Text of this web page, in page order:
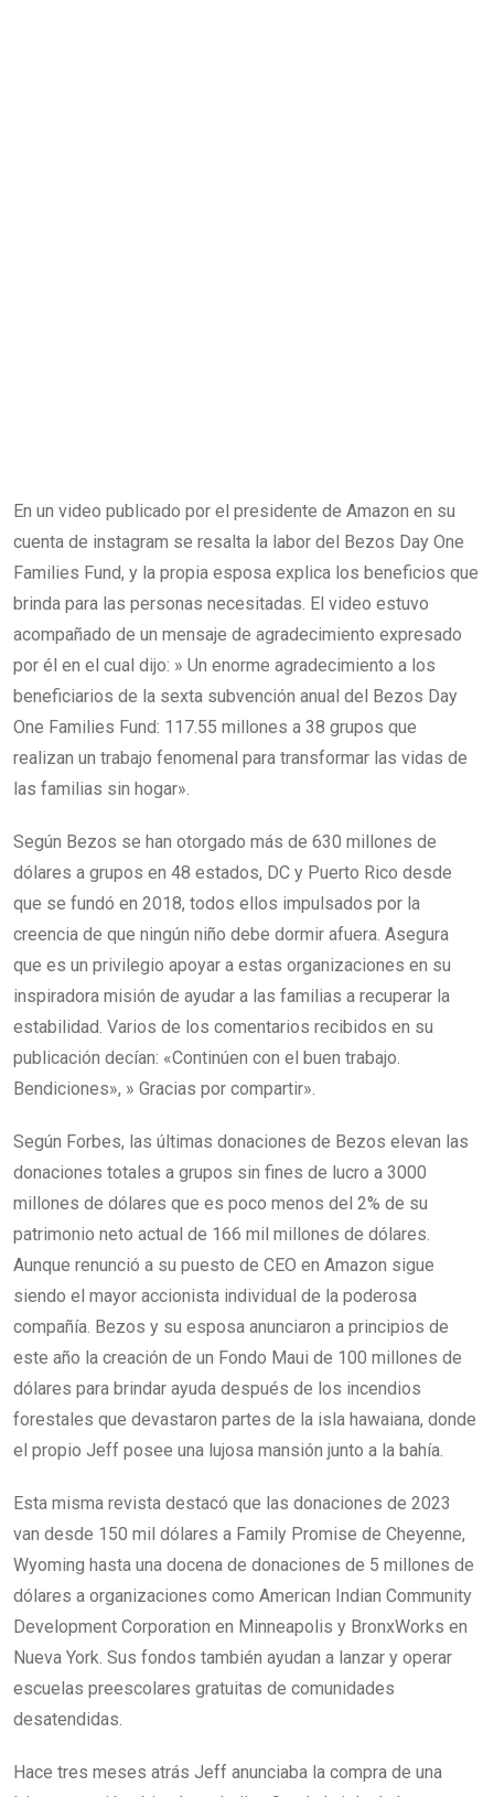
En un video publicado por el presidente de Amazon en su
cuenta de instagram se resalta la labor del Bezos Day One
Families Fund, y la propia esposa explica los beneficios que
brinda para las personas necesitadas. El video estuvo
acompañado de un mensaje de agradecimiento expresado
por él en el cual dijo: » Un enorme agradecimiento a los
beneficiarios de la sexta subvención anual del Bezos Day
One Families Fund: 117.55 millones a 38 grupos que
realizan un trabajo fenomenal para transformar las vidas de
las familias sin hogar».
Según Bezos se han otorgado más de 630 millones de
dólares a grupos en 48 estados, DC y Puerto Rico desde
que se fundó en 2018, todos ellos impulsados por la
creencia de que ningún niño debe dormir afuera. Asegura
que es un privilegio apoyar a estas organizaciones en su
inspiradora misión de ayudar a las familias a recuperar la
estabilidad. Varios de los comentarios recibidos en su
publicación decían: «Continúen con el buen trabajo.
Bendiciones», » Gracias por compartir».
Según Forbes, las últimas donaciones de Bezos elevan las
donaciones totales a grupos sin fines de lucro a 3000
millones de dólares que es poco menos del 2% de su
patrimonio neto actual de 166 mil millones de dólares.
Aunque renunció a su puesto de CEO en Amazon sigue
siendo el mayor accionista individual de la poderosa
compañía. Bezos y su esposa anunciaron a principios de
este año la creación de un Fondo Maui de 100 millones de
dólares para brindar ayuda después de los incendios
forestales que devastaron partes de la isla hawaiana, donde
el propio Jeff posee una lujosa mansión junto a la bahía.
Esta misma revista destacó que las donaciones de 2023
van desde 150 mil dólares a Family Promise de Cheyenne,
Wyoming hasta una docena de donaciones de 5 millones de
dólares a organizaciones como American Indian Community
Development Corporation en Minneapolis y BronxWorks en
Nueva York. Sus fondos también ayudan a lanzar y operar
escuelas preescolares gratuitas de comunidades
desatendidas.
Hace tres meses atrás Jeff anunciaba la compra de una